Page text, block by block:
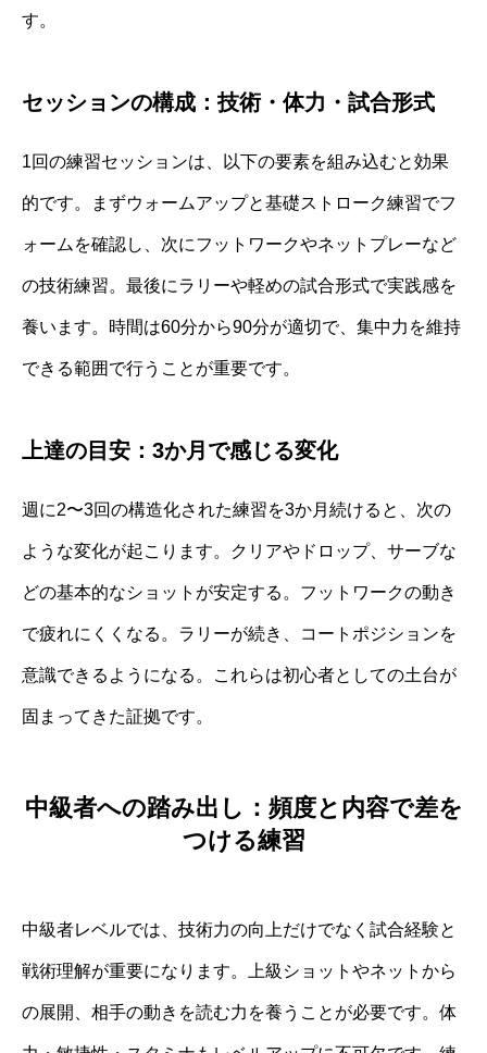
す。
セッションの構成：技術・体力・試合形式
1回の練習セッションは、以下の要素を組み込むと効果
的です。まずウォームアップと基礎ストローク練習でフ
ォームを確認し、次にフットワークやネットプレーなど
の技術練習。最後にラリーや軽めの試合形式で実践感を
養います。時間は60分から90分が適切で、集中力を維持
できる範囲で行うことが重要です。
上達の目安：3か月で感じる変化
週に2〜3回の構造化された練習を3か月続けると、次の
ような変化が起こります。クリアやドロップ、サーブな
どの基本的なショットが安定する。フットワークの動き
で疲れにくくなる。ラリーが続き、コートポジションを
意識できるようになる。これらは初心者としての土台が
固まってきた証拠です。
中級者への踏み出し：頻度と内容で差を
つける練習
中級者レベルでは、技術力の向上だけでなく試合経験と
戦術理解が重要になります。上級ショットやネットから
の展開、相手の動きを読む力を養うことが必要です。体